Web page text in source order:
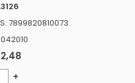
7899820810073
+